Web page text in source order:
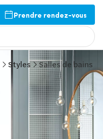
Prendre rendez-vous
Styles Salles de bains